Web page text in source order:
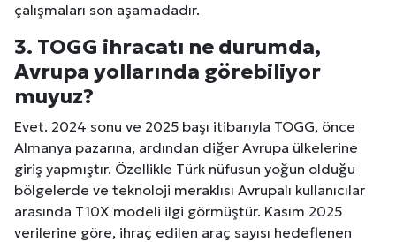
çalışmaları son aşamadadır.
3. TOGG ihracatı ne durumda,
Avrupa yollarında görebiliyor
muyuz?
Evet. 2024 sonu ve 2025 başı itibarıyla TOGG, önce
Almanya pazarına, ardından diğer Avrupa ülkelerine
giriş yapmıştır. Özellikle Türk nüfusun yoğun olduğu
bölgelerde ve teknoloji meraklısı Avrupalı kullanıcılar
arasında T10X modeli ilgi görmüştür. Kasım 2025
verilerine göre, ihraç edilen araç sayısı hedeflenen